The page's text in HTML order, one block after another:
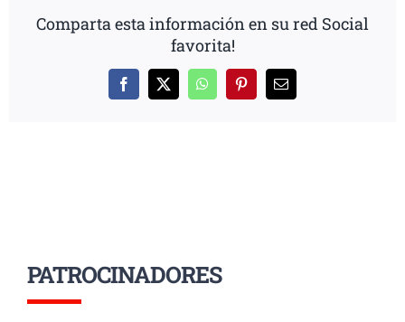
Comparta esta información en su red Social
favorita!
Facebook
X WhatsAppPinterestCorreo
PATROCINADORES